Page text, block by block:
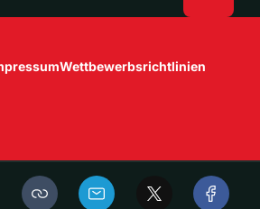
Wettbewerbsrichtlinien